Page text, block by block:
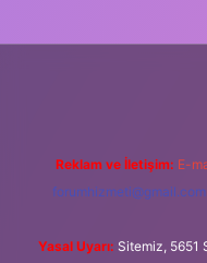
Reklam ve İletişim: E-
forumhizmeti@gmail.com
Yasal Uyarı: Sitemiz, 5651